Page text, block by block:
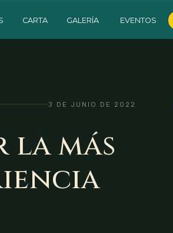
CARTA GALERÍA EVENTOS
3 DE JUNIO DE 2022
la más